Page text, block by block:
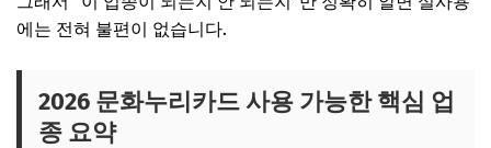
에는 전혀 불편이 없습니다.
2026 문화누리카드 사용 가능한 핵심 업
종 요약